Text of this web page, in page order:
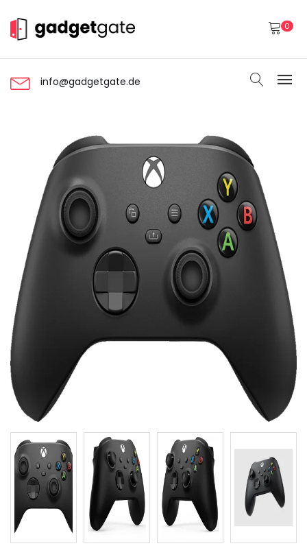
0
info@gadgetgate.de